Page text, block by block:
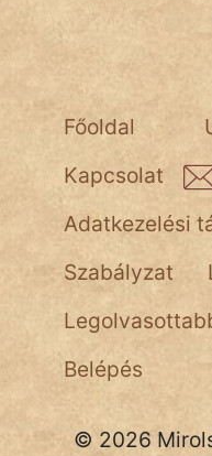
vörös ördög
NapHold
pszichopati
Hoffer Botond
szemfüles
Főoldal
Kapcsolat
Adatkezelési
Szabályzat
Belépés
© 2026